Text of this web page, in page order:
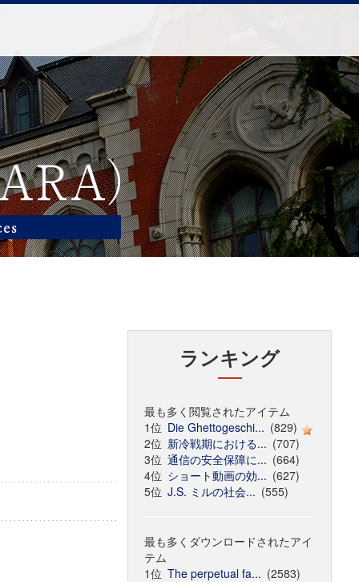
ランキング
最も多く閲覧されたアイテム
1位 Die Ghettogeschi... (829)
2位 新冷戦期における... (707)
3位 通信の安全保障に... (664)
4位 ショート動画の効... (627)
5位 J.S. ミルの社会... (555)
最も多くダウンロードされたアイ
テム
1位 The perpetual fa... (2583)